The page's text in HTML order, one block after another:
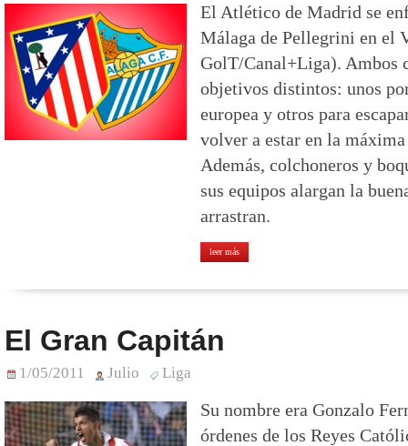
El Atlético de Madrid se
Málaga de Pellegrini en el
GolT/Canal+Liga). Ambos
objetivos distintos: unos
europea y otros para
volver a estar en la
Además, colchoneros y
sus equipos alargan la
arrastran.
leer más
El Gran Capitán
1/05/2011 Julio Liga
Su nombre era Gonzalo
órdenes de los Reyes